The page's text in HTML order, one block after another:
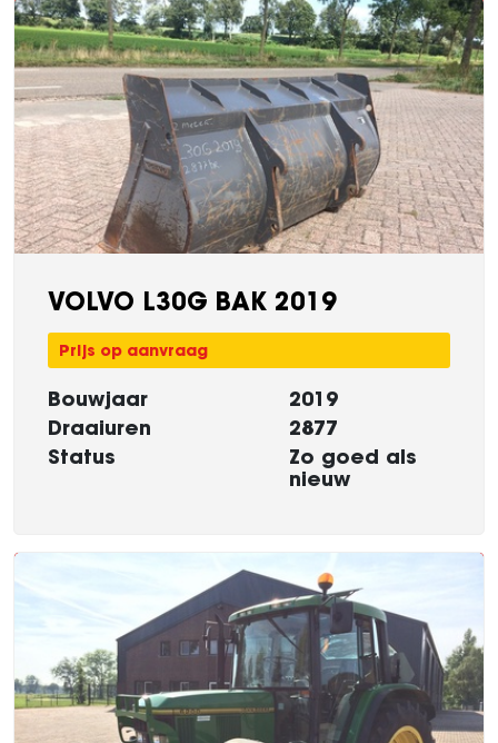
VOLVO L30G BAK 2019
Prijs op aanvraag
Bouwjaar
2019
Draaiuren
2877
Status
Zo goed als
nieuw